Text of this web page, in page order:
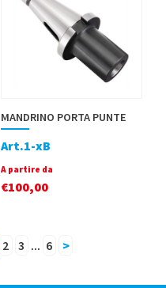
MANDRINO PORTA PUNTE
Art.1-xB
A partire da
€100,00
2 3 ... 6 >